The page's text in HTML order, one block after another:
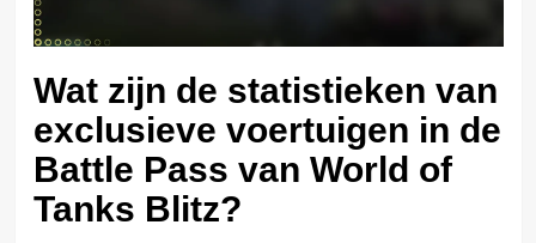
Wat zijn de statistieken van
exclusieve voertuigen in de
Battle Pass van World of
Tanks Blitz?